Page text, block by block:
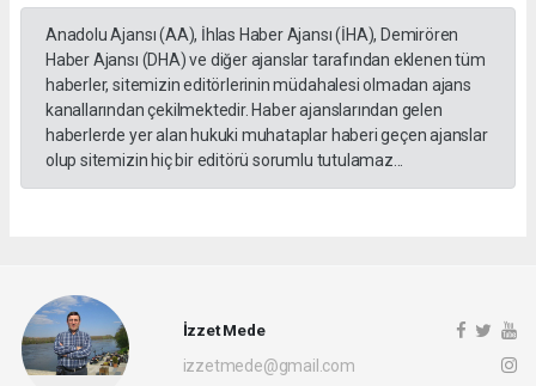
Anadolu Ajansı (AA), İhlas Haber Ajansı (İHA), Demirören
Haber Ajansı (DHA) ve diğer ajanslar tarafından eklenen tüm
haberler, sitemizin editörlerinin müdahalesi olmadan ajans
kanallarından çekilmektedir. Haber ajanslarından gelen
haberlerde yer alan hukuki muhataplar haberi geçen ajanslar
olup sitemizin hiç bir editörü sorumlu tutulamaz...
İzzet Mede
izzetmede@gmail.com